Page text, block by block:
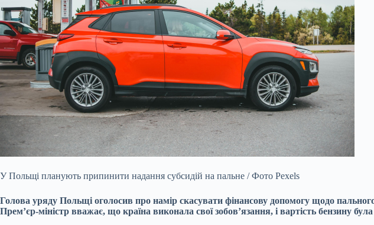
У Польщі планують припинити надання субсидій на пальне / Фото Pexels
Голова уряду Польщі оголосив про намір скасувати фінансову допомогу щодо
Прем’єр-міністр вважає, що країна виконала свої зобов’язання, і вартість бензину